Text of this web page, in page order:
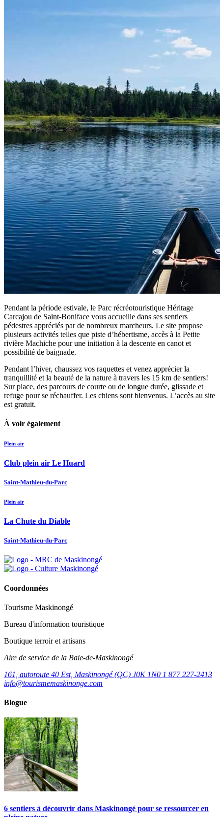
Pendant la période estivale, le Parc récréotouristique Héritage
Carcajou de Saint-Boniface vous accueille dans ses sentiers
pédestres appréciés par de nombreux marcheurs. Le site propose
plusieurs activités telles que piste d’hébertisme, accès à la Petite
rivière Machiche pour une initiation à la descente en canot et
possibilité de baignade.
Pendant l’hiver, chaussez vos raquettes et venez apprécier la
tranquillité et la beauté de la nature à travers les 15 km de sentiers!
Sur place, des parcours de courte ou de longue durée, glissade et
refuge pour se réchauffer. Les chiens sont bienvenus. L’accès au site
est gratuit.
À voir également
Plein air
Club plein air Le Huard
Saint-Mathieu-du-Parc
Plein air
La Chute du Diable
Saint-Mathieu-du-Parc
Coordonnées
Tourisme Maskinongé
Bureau d'information touristique
Boutique terroir et artisans
Aire de service de la Baie-de-Maskinongé
161, autoroute 40 Est, Maskinongé (QC) J0K 1N0 1 877 227-2413
info@tourismemaskinonge.com
Blogue
6 sentiers à découvrir dans Maskinongé pour se ressourcer en